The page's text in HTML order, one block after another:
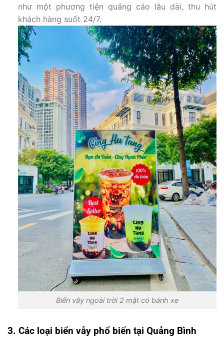
như một phương tiện quảng cáo lâu dài, thu hút
khách hàng suốt 24/7.
Biển vẫy ngoài trời 2 mặt có bánh xe
3. Các loại biển vẫy phổ biến tại Quảng Bình